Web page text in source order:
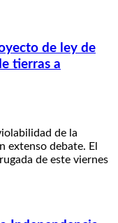
de ley de
tierras a
de la
extenso debate. El
de este viernes